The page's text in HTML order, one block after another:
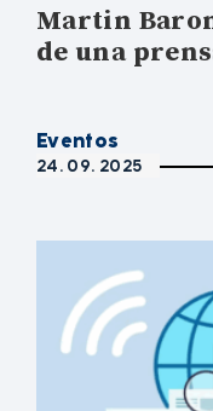
Martin
de una
Eventos
24. 09. 2025